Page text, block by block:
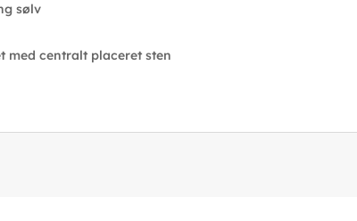
sølv
med centralt placeret sten